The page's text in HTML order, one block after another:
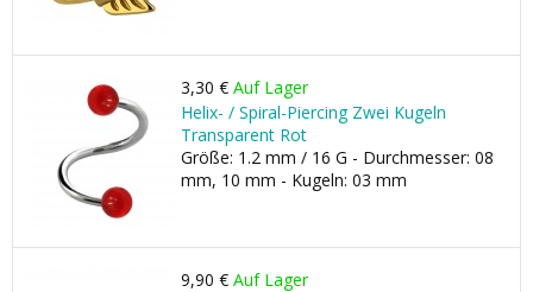
3,30 € Auf Lager
Helix- / Spiral-Piercing Zwei Kugeln
Transparent Rot
Größe: 1.2 mm / 16 G - Durchmesser: 08
mm, 10 mm - Kugeln: 03 mm
9,90 € Auf Lager